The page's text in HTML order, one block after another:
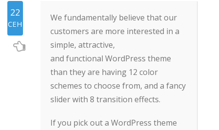
22
СЕН
We fundamentally believe that our
customers are more interested in a
simple, attractive,
and functional WordPress theme
than they are having 12 color
schemes to choose from, and a fancy
slider with 8 transition effects.
If you pick out a WordPress theme